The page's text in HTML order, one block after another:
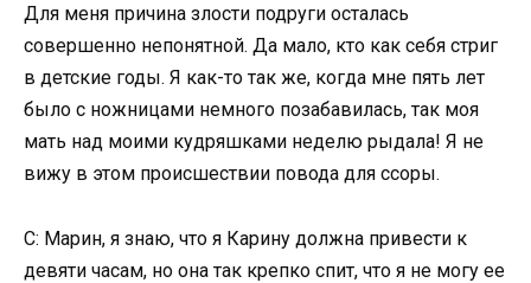
Для меня причина злости подруги осталась
совершенно непонятной. Да мало, кто как себя стриг
в детские годы. Я как-то так же, когда мне пять лет
было с ножницами немного позабавилась, так моя
мать над моими кудряшками неделю рыдала! Я не
вижу в этом происшествии повода для ссоры.
С: Марин, я знаю, что я Карину должна привести к
девяти часам, но она так крепко спит, что я не могу ее